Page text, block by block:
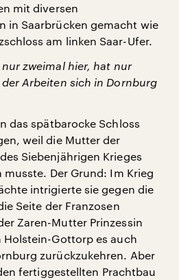
mit diversen
in Saarbrücken gemacht wie
am linken Saar-Ufer.
zweimal hier, hat nur
Arbeiten sich in Dornburg
das spätbarocke Schloss
weil die Mutter der
Siebenjährigen Krieges
musste. Der Grund: Im Krieg
intrigierte sie gegen die
Seite der Franzosen
Zaren-Mutter Prinzessin
Holstein-Gottorp es auch
zurückzukehren. Aber
fertiggestellten Prachtbau